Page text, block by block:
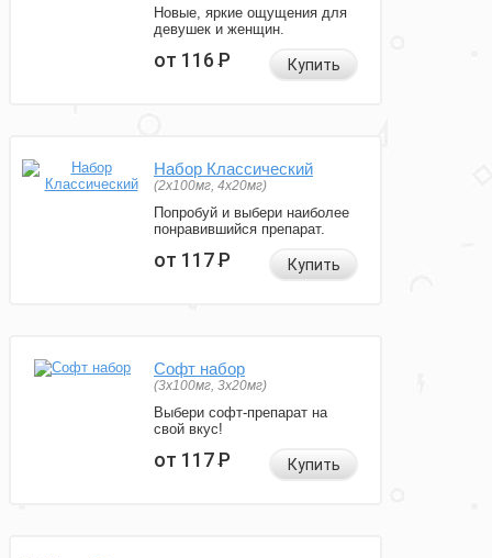
Новые, яркие ощущения для
девушек и женщин.
от 116Р Купить
Набор Классический
(2x100мг, 4x20мг)
Попробуй и выбери наиболее
понравившийся препарат.
от 117Р Купить
Софт набор
(3x100мг, 3x20мг)
Выбери софт-препарат на
свой вкус!
от 117Р Купить